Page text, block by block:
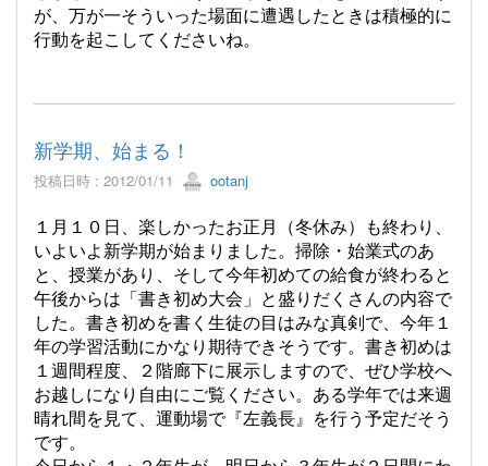
が、万が一そういった場面に遭遇したときは積極的に
行動を起こしてくださいね。
新学期、始まる！
投稿日時 : 2012/01/11 ootanj
１月１０日、楽しかったお正月（冬休み）も終わり、
いよいよ新学期が始まりました。掃除・始業式のあ
と、授業があり、そして今年初めての給食が終わると
午後からは「書き初め大会」と盛りだくさんの内容で
した。書き初めを書く生徒の目はみな真剣で、今年１
年の学習活動にかなり期待できそうです。書き初めは
１週間程度、２階廊下に展示しますので、ぜひ学校へ
お越しになり自由にご覧ください。ある学年では来週
晴れ間を見て、運動場で『左義長』を行う予定だそう
です。